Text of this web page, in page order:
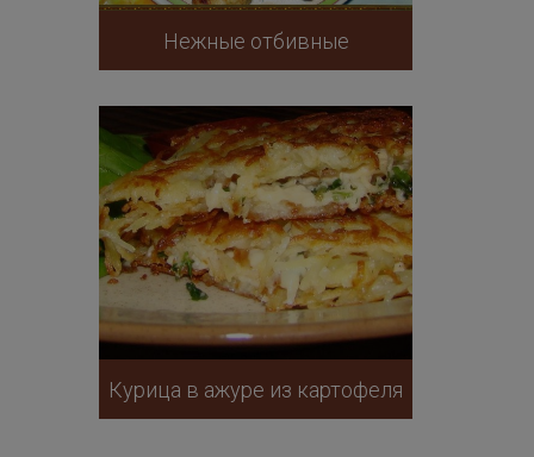
Нежные отбивные
Курица в ажуре из картофеля